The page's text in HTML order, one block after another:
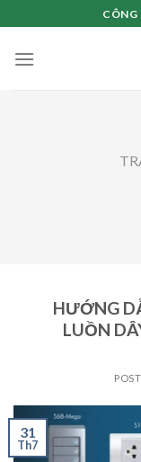
content
CÔNG
HƯỚNG
LUỒN
31
Th7